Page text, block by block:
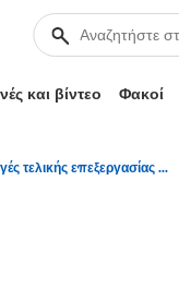
και βίντεο Φακοί
Επιλογές τελικής επεξεργασίας για εκτυπωτές